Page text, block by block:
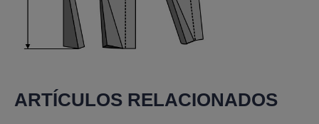
ARTÍCULOS RELACIONADOS